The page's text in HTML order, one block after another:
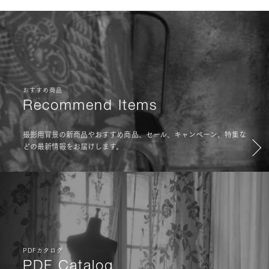
おすすめ商品
Recommend Items
撮影用背景の新商品やおすすめ商品、セール、キャンペーン、特集な
どの最新情報をお届けします。
PDFカタログ